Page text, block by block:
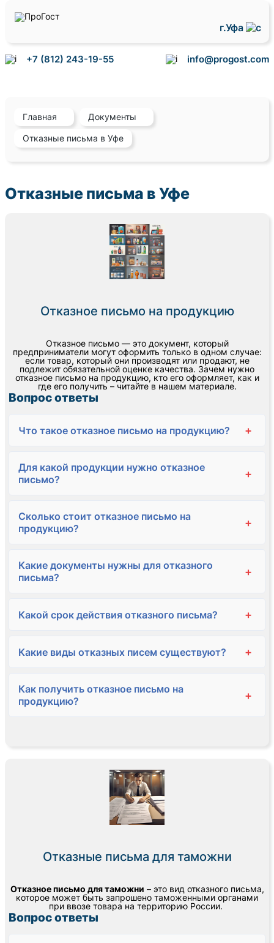
г.Уфа
+7 (812) 243-19-55 info@progost.com
Главная Документы
Отказные письма в Уфе
Отказные письма в Уфе
Отказное письмо на продукцию
Отказное письмо — это документ, который
предприниматели могут оформить только в одном случае:
если товар, который они производят или продают, не
подлежит обязательной оценке качества. Зачем нужно
отказное письмо на продукцию, кто его оформляет, как и
где его получить – читайте в нашем материале.
Вопрос ответы
Что такое отказное письмо на продукцию? +
Для какой продукции нужно отказное
письмо?
+
Сколько стоит отказное письмо на
продукцию?
+
Какие документы нужны для отказного
письма?
+
Какой срок действия отказного письма? +
Какие виды отказных писем существуют? +
Как получить отказное письмо на
продукцию?
+
Отказные письма для таможни
Отказное письмо для таможни – это вид отказного письма,
которое может быть запрошено таможенными органами
при ввозе товара на территорию России.
Вопрос ответы